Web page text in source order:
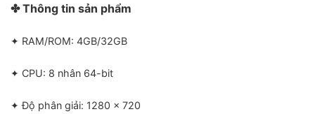
✤ Thông tin sản phẩm
✦ RAM/ROM: 4GB/32GB
✦ CPU: 8 nhân 64-bit
✦ Độ phân giải: 1280 x 720